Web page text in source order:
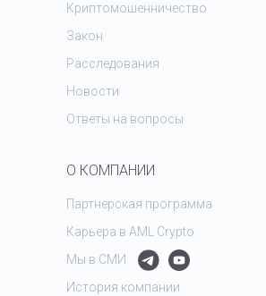
Закон
Криптомошенничество
Расследования
Новости
Ответы на вопросы
О КОМПАНИИ
Партнерская программа
Карьера в AML Crypto
Мы в СМИ
История компании